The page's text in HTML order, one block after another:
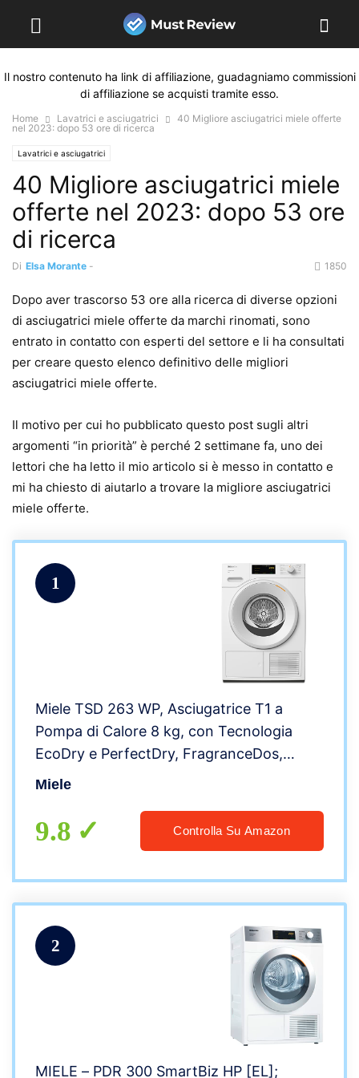
Il nostro contenuto ha link di affiliazione, guadagniamo commissioni
di affiliazione se acquisti tramite esso.
Home Lavatrici e asciugatrici
40 Migliore asciugatrici miele offerte
nel 2023: dopo 53 ore di ricerca
Lavatrici e asciugatrici
40 Migliore asciugatrici miele
offerte nel 2023: dopo 53 ore
di ricerca
Di Elsa Morante - 1850
Dopo aver trascorso 53 ore alla ricerca di diverse opzioni
di asciugatrici miele offerte da marchi rinomati, sono
entrato in contatto con esperti del settore e li ha consultati
per creare questo elenco definitivo delle migliori
asciugatrici miele offerte.
Il motivo per cui ho pubblicato questo post sugli altri
argomenti “in priorità” è perché 2 settimane fa, uno dei
lettori che ha letto il mio articolo si è messo in contatto e
mi ha chiesto di aiutarlo a trovare la migliore asciugatrici
miele offerte.
1
Miele TSD 263 WP, Asciugatrice T1 a
Pompa di Calore 8 kg, con Tecnologia
EcoDry e PerfectDry, FragranceDos,
Miele@Home, Classe di Efficienza
Miele
9.8 Controlla Su Amazon
2
MIELE – PDR 300 SmartBiz HP [EL];